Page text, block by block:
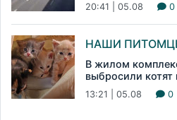
20:41 | 05.08 0
НАШИ
В жилом
выбросили котят
13:21 | 05.08 0